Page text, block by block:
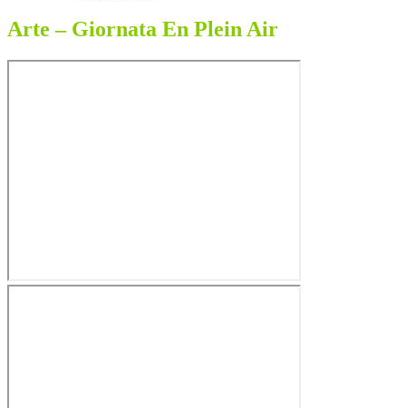
Arte – Giornata En Plein Air